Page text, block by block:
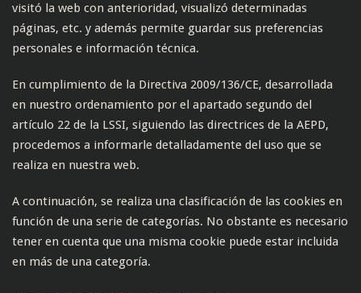
visitó la web con anterioridad, visualizó determinadas
páginas, etc. y además permite guardar sus preferencias
personales e información técnica.
En cumplimiento de la Directiva 2009/136/CE, desarrollada
en nuestro ordenamiento por el apartado segundo del
artículo 22 de la LSSI, siguiendo las directrices de la AEPD,
procedemos a informarle detalladamente del uso que se
realiza en nuestra web.
A continuación, se realiza una clasificación de las cookies en
función de una serie de categorías. No obstante es necesario
tener en cuenta que una misma cookie puede estar incluida
en más de una categoría.